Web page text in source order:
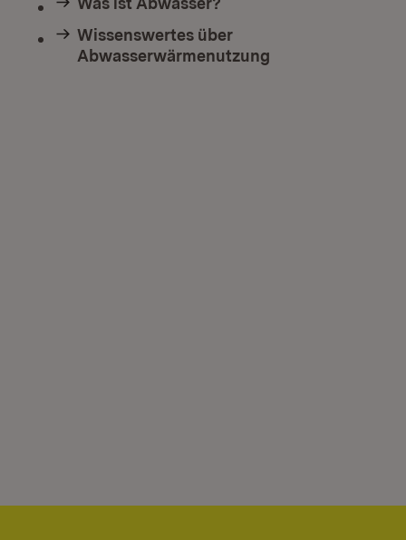
Wissenswertes über
Abwasserwärmenutzung